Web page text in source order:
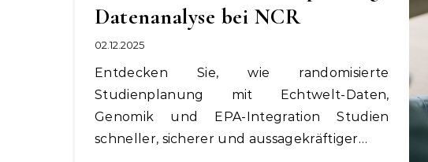
Datenanalyse bei NCR
02.12.2025
Entdecken Sie, wie randomisierte
Studienplanung mit Echtwelt-Daten,
Genomik und EPA-Integration Studien
schneller, sicherer und aussagekräftiger…